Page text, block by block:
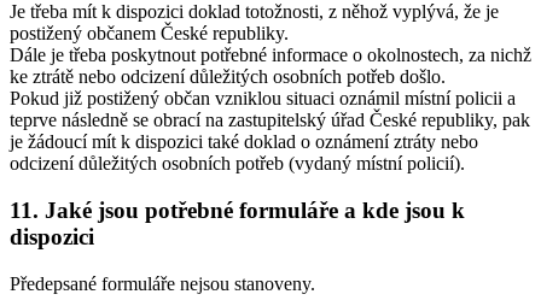
Je třeba mít k dispozici doklad totožnosti, z něhož vyplývá, že je
postižený občanem České republiky.
Dále je třeba poskytnout potřebné informace o okolnostech, za nichž
ke ztrátě nebo odcizení důležitých osobních potřeb došlo.
Pokud již postižený občan vzniklou situaci oznámil místní policii a
teprve následně se obrací na zastupitelský úřad České republiky, pak
je žádoucí mít k dispozici také doklad o oznámení ztráty nebo
odcizení důležitých osobních potřeb (vydaný místní policií).
11. Jaké jsou potřebné formuláře a kde jsou k
dispozici
Předepsané formuláře nejsou stanoveny.